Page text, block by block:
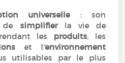
universelle : son
de simplifier la vie de
les produits, les
et l'environnement
utilisables par le plus